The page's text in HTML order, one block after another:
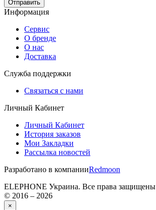
Отправить
Информация
Сервис
О бренде
О нас
Доставка
Служба поддержки
Связаться с нами
Личный Кабинет
Личный Кабинет
История заказов
Мои Закладки
Рассылка новостей
Разработано в компанииRedmoon
ELEPHONE Украина. Все права защищены
© 2016 – 2026
×